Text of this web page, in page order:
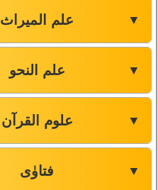
علم المیراث ▼
علم النحو ▼
علوم القرآن ▼
فتاوٰی ▼